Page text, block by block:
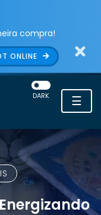
compra!
ONLINE
☰
DARK